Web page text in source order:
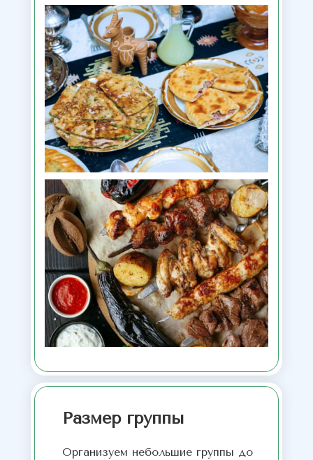
Организуем небольшие группы до
Размер группы